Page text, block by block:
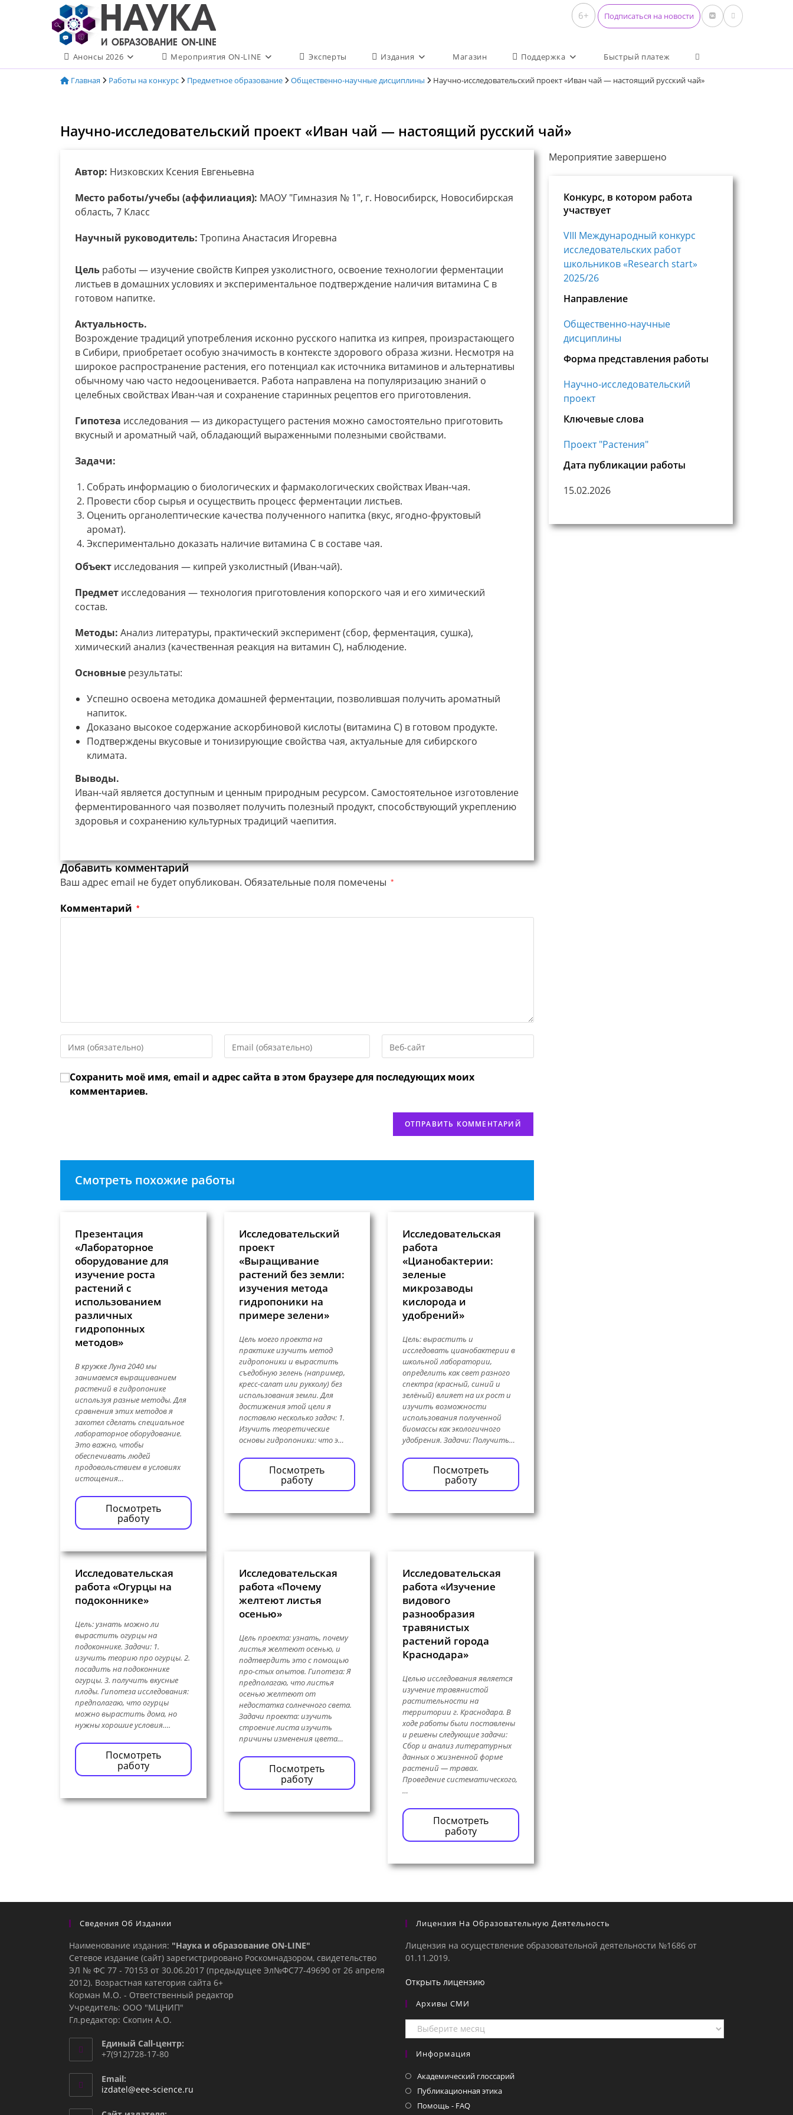
содержимому
6+ Подписаться на новости
Анонсы 2026 Мероприятия ON-LINE Эксперты Издания Магазин Поддержка Быстрый платеж Переключить поиск по
Главная Работы на конкурс Предметное образование Общественно-научные дисциплины Научно-исследовательский проект «Иван чай — настоящий русский чай»
Научно-исследовательский проект «Иван чай — настоящий русский чай»
Автор: Низковских Ксения Евгеньевна
Место работы/учебы (аффилиация): МАОУ "Гимназия № 1", г. Новосибирск, Новосибирская
область, 7 Класс
Научный руководитель: Тропина Анастасия Игоревна
Цель работы — изучение свойств Кипрея узколистного, освоение технологии ферментации
листьев в домашних условиях и экспериментальное подтверждение наличия витамина С в
готовом напитке.
Актуальность.
Возрождение традиций употребления исконно русского напитка из кипрея, произрастающего
в Сибири, приобретает особую значимость в контексте здорового образа жизни. Несмотря на
широкое распространение растения, его потенциал как источника витаминов и альтернативы
обычному чаю часто недооценивается. Работа направлена на популяризацию знаний о
целебных свойствах Иван-чая и сохранение старинных рецептов его приготовления.
Гипотеза исследования — из дикорастущего растения можно самостоятельно приготовить
вкусный и ароматный чай, обладающий выраженными полезными свойствами.
Задачи:
Собрать информацию о биологических и фармакологических свойствах Иван-чая.
Провести сбор сырья и осуществить процесс ферментации листьев.
Оценить органолептические качества полученного напитка (вкус, ягодно-фруктовый
аромат).
Экспериментально доказать наличие витамина С в составе чая.
Объект исследования — кипрей узколистный (Иван-чай).
Предмет исследования — технология приготовления копорского чая и его химический
состав.
Методы: Анализ литературы, практический эксперимент (сбор, ферментация, сушка),
химический анализ (качественная реакция на витамин С), наблюдение.
Основные результаты:
Успешно освоена методика домашней ферментации, позволившая получить ароматный
напиток.
Доказано высокое содержание аскорбиновой кислоты (витамина С) в готовом продукте.
Подтверждены вкусовые и тонизирующие свойства чая, актуальные для сибирского
климата.
Выводы.
Иван-чай является доступным и ценным природным ресурсом. Самостоятельное изготовление
ферментированного чая позволяет получить полезный продукт, способствующий укреплению
здоровья и сохранению культурных традиций чаепития.
Добавить комментарий
Ваш адрес email не будет опубликован. Обязательные поля помечены *
Комментарий *
свое
или
имя
свой
адрес,
URL
веб-
Сохранить моё имя, email и адрес сайта в этом браузере для последующих моих
комментариев.
Смотреть похожие работы
Презентация
«Лабораторное
оборудование для
изучение роста
растений с
использованием
различных
гидропонных
методов»
В кружке Луна 2040 мы
занимаемся выращиванием
растений в гидропонике
используя разные методы. Для
сравнения этих методов я
захотел сделать специальное
лабораторное оборудование.
Это важно, чтобы
обеспечивать людей
продовольствием в условиях
истощения…
Посмотреть
работу
Исследовательский
проект
«Выращивание
растений без земли:
изучения метода
гидропоники на
примере зелени»
Цель моего проекта на
практике изучить метод
гидропоники и вырастить
съедобную зелень (например,
кресс-салат или рукколу) без
использования земли. Для
достижения этой цели я
поставлю несколько задач: 1.
Изучить теоретические
основы гидропоники: что э…
Посмотреть
работу
Исследовательская
работа
«Цианобактерии:
зеленые
микрозаводы
кислорода и
удобрений»
Цель: вырастить и
исследовать цианобактерии в
школьной лаборатории,
определить как свет разного
спектра (красный, синий и
зелёный) влияет на их рост и
изучить возможности
использования полученной
биомассы как экологичного
удобрения. Задачи: Получить…
Посмотреть
работу
Исследовательская
работа «Огурцы на
подоконнике»
Цель: узнать можно ли
вырастить огурцы на
подоконнике. Задачи: 1.
изучить теорию про огурцы. 2.
посадить на подоконнике
огурцы. 3. получить вкусные
плоды. Гипотеза исследования:
предполагаю, что огурцы
можно вырастить дома, но
нужны хорошие условия….
Посмотреть
работу
Исследовательская
работа «Почему
желтеют листья
осенью»
Цель проекта: узнать, почему
листья желтеют осенью, и
подтвердить это с помощью
про-стых опытов. Гипотеза: Я
предполагаю, что листья
осенью желтеют от
недостатка солнечного света.
Задачи проекта: изучить
строение листа изучить
причины изменения цвета…
Посмотреть
работу
Исследовательская
работа «Изучение
видового
разнообразия
травянистых
растений города
Краснодара»
Целью исследования является
изучение травянистой
растительности на
территории г. Краснодара. В
ходе работы были поставлены
и решены следующие задачи:
Сбор и анализ литературных
данных о жизненной форме
растений — травах.
Проведение систематического,
…
Посмотреть
работу
Мероприятие завершено
Конкурс, в котором работа
участвует
VIII Международный конкурс
исследовательских работ
школьников «Research start»
2025/26
Направление
Общественно-научные
дисциплины
Форма представления работы
Научно-исследовательский
проект
Ключевые слова
Проект "Растения"
Дата публикации работы
15.02.2026
Сведения Об Издании
Наименование издания: "Наука и образование ON-LINE"
Сетевое издание (сайт) зарегистрировано Роскомнадзором, свидетельство
ЭЛ № ФС 77 - 70153 от 30.06.2017 (предыдущее Эл№ФC77-49690 от 26 апреля
2012). Возрастная категория сайта 6+
Корман М.О. - Ответственный редактор
Учредитель: ООО "МЦНИП"
Гл.редактор: Скопин А.О.
Единый Call-центр:
+7(912)728-17-80
Email:
izdatel@eee-science.ru
Лицензия На Образовательную Деятельность
Лицензия на осуществление образовательной деятельности №1686 от
01.11.2019.
Открыть лицензию
Архивы СМИ
Архивы
СМИ
Информация
Академический глоссарий
Публикационная этика
Помощь - FAQ